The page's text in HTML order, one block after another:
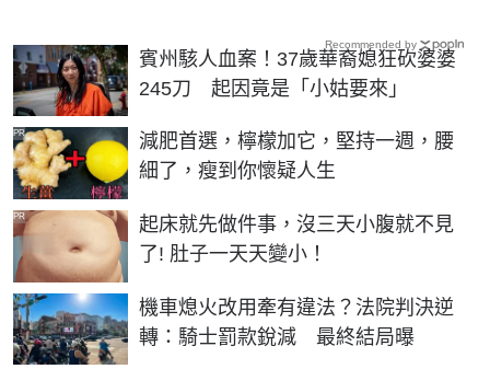
賓州駭人血案！37歲華裔媳狂砍婆婆
245刀 起因竟是「小姑要來」
減肥首選，檸檬加它，堅持一週，腰
細了，瘦到你懷疑人生
PR
起床就先做件事，沒三天小腹就不見
了! 肚子一天天變小！
PR
機車熄火改用牽有違法？法院判決逆
轉：騎士罰款銳減 最終結局曝
Recommended by